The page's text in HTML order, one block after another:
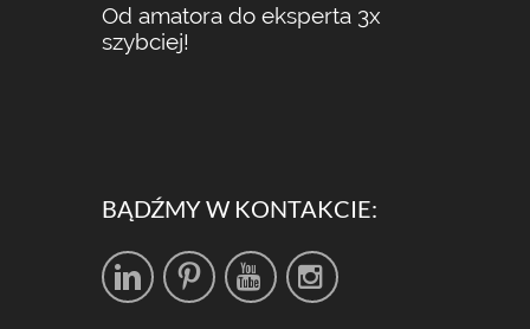
Od amatora do eksperta 3x
szybciej!
BĄDŹMY W KONTAKCIE: